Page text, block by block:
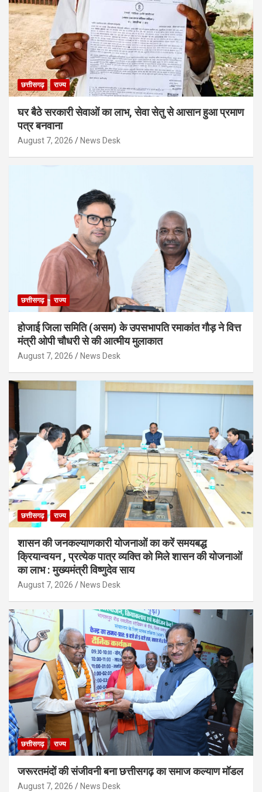
छत्तीसगढ़ राज्य
घर बैठे सरकारी सेवाओं का लाभ, सेवा सेतु से आसान हुआ प्रमाण
पत्र बनवाना
August 7, 2026 News Desk
छत्तीसगढ़ राज्य
होजाई जिला समिति (असम) के उपसभापति रमाकांत गौड़ ने वित्त
मंत्री ओपी चौधरी से की आत्मीय मुलाकात
August 7, 2026 News Desk
छत्तीसगढ़ राज्य
शासन की जनकल्याणकारी योजनाओं का करें समयबद्ध
क्रियान्वयन , प्रत्येक पात्र व्यक्ति को मिले शासन की योजनाओं
का लाभ : मुख्यमंत्री विष्णुदेव साय
August 7, 2026 News Desk
छत्तीसगढ़ राज्य
जरूरतमंदों की संजीवनी बना छत्तीसगढ़ का समाज कल्याण मॉडल
August 7, 2026 News Desk